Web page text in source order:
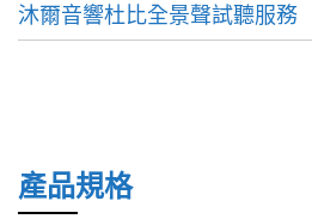
沐爾音響杜比全景聲試聽服務
產品規格